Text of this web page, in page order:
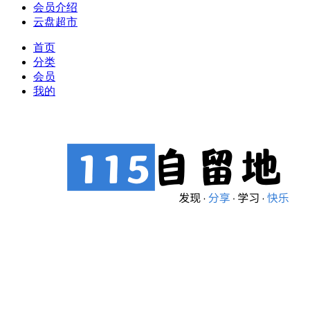
会员介绍
云盘超市
首页
分类
会员
我的